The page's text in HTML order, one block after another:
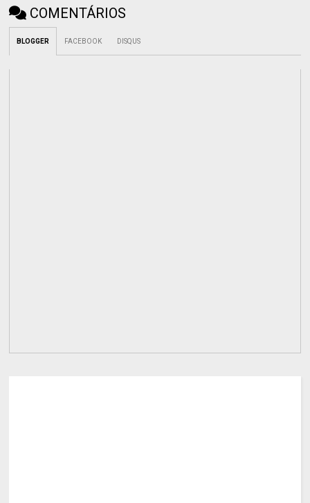
COMENTÁRIOS
BLOGGER FACEBOOK DISQUS